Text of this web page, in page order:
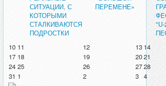
СИТУАЦИИ, С
КОТОРЫМИ
СТАЛКИВАЮТСЯ
ПОДРОСТКИ
ПЕРЕМЕНЕ»
10 11 12 13 14
17 18 19 2021
24 25 26 2728
31 1 2 3 4